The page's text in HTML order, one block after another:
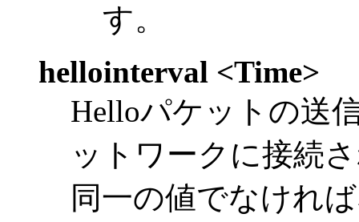
す。
hellointerval <Time>
Helloパケットの送
ットワークに接続
同一の値でなけれ